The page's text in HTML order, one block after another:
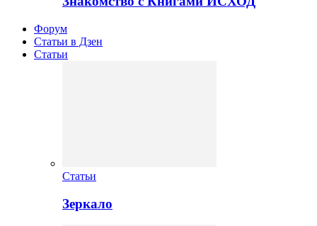
Форум
Статьи в Дзен
Статьи
Статьи
Зеркало